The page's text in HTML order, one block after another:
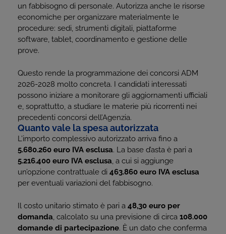
un fabbisogno di personale. Autorizza anche le risorse
economiche per organizzare materialmente le
procedure: sedi, strumenti digitali, piattaforme
software, tablet, coordinamento e gestione delle
prove.
Questo rende la programmazione dei concorsi ADM
2026-2028 molto concreta. I candidati interessati
possono iniziare a monitorare gli aggiornamenti ufficiali
e, soprattutto, a studiare le materie più ricorrenti nei
precedenti concorsi dell’Agenzia.
Quanto vale la spesa autorizzata
L’importo complessivo autorizzato arriva fino a
5.680.260 euro IVA esclusa. La base d’asta è pari a
5.216.400 euro IVA esclusa, a cui si aggiunge
un’opzione contrattuale di 463.860 euro IVA esclusa
per eventuali variazioni del fabbisogno.
Il costo unitario stimato è pari a 48,30 euro per
domanda, calcolato su una previsione di circa 108.000
domande di partecipazione. È un dato che conferma